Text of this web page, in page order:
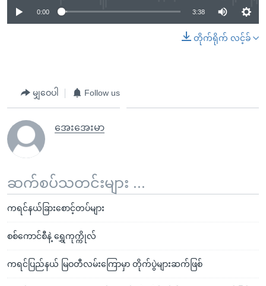
0:00 3:38
တိုက်ရိုက် လင့်ခ်
မျှဝေပါ Follow us
အေးအေးမာ
ဆက်စပ်သတင်းများ ...
ကရင်နယ်ခြားစောင့်တပ်များ
စစ်ကောင်စီနဲ့ ရွှေကုက္ကိုလ်
ကရင်ပြည်နယ် မြဝတီလမ်းကြောမှာ တိုက်ပွဲများဆက်ဖြစ်